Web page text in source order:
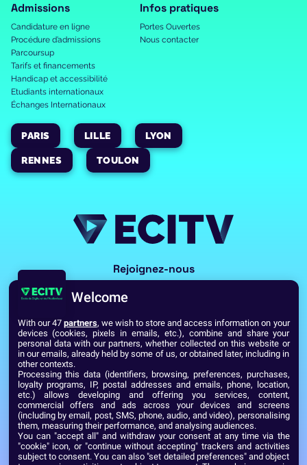
Admissions
Candidature en ligne
Procédure d’admissions
Parcoursup
Tarifs et financements
Handicap et accessibilité
Etudiants internationaux
Échanges Internationaux
Infos pratiques
Portes Ouvertes
Nous contacter
PARIS LILLE LYON
RENNES TOULON
Rejoignez-nous
Voir toutes les écoles du Réseau GES
Établissement d’Enseignement Supérieur Technique Privé
Dernière mise à jour : Septembre 2024
Mentions légales
Welcome
With our 47 partners, we wish to store and access information on your
devices (cookies, pixels in emails, etc.), combine and share your
personal data with our partners, whether collected on this website or
in our emails, already held by some of us, or obtained later, including in
other contexts.
Processing this data (identifiers, browsing, preferences, purchases,
loyalty programs, IP, postal addresses and emails, phone, location,
etc.) allows developing and offering you services, content,
commercial offers and ads across your devices and screens
(including by email, post, SMS, phone, audio, and video), personalising
them, measuring their performance, and analysing audiences.
You can "accept all" and withdraw your consent at any time via the
"cookie" icon, or "continue without accepting" trackers and activities
subject to consent. You can also "set detailed preferences" and object